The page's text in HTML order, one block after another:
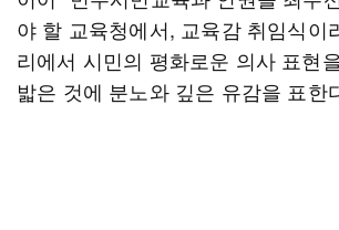
야 할 교육청에서, 교육감 취임식이
리에서 시민의 평화로운 의사 표현
밟은 것에 분노와 깊은 유감을 표한